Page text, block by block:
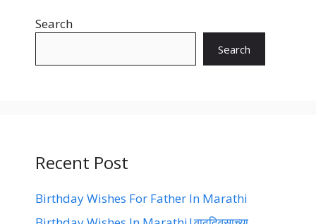
Search
Search
Recent Post
Birthday Wishes For Father In Marathi